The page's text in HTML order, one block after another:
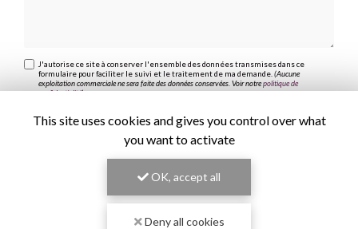
J'autorise ce site à conserver l'ensemble des données transmises dans ce
formulaire pour faciliter le suivi et le traitement de ma demande.(Aucune
exploitation commerciale ne sera faite des données conservées. Voir notrepolitique de
confidentialité)
This site uses cookies and gives you control over what
you want to activate
OK, accept all
Deny all cookies